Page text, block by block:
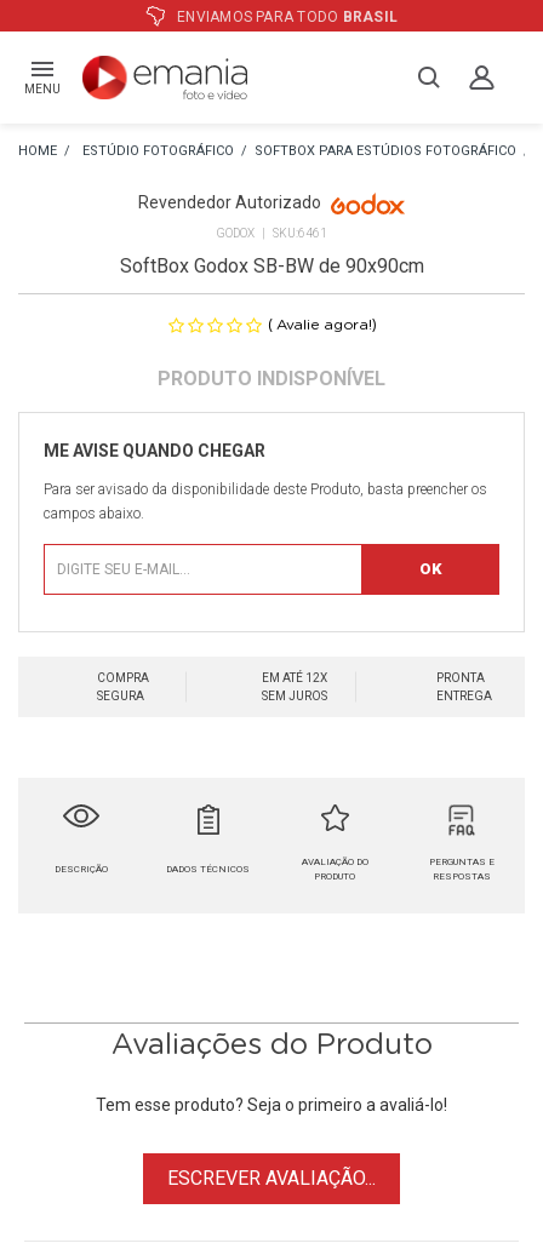
ATÉ 12XE PREÇO ESPECIALNO BOLETO
MENU
ESTÚDIO FOTOGRÁFICO SOFTBOX PARA ESTÚDIOS FOTOGRÁFICO
Revendedor Autorizado
GODOX 6461
SoftBox Godox SB-BW de 90x90cm
( Avalie agora!)
Para ser avisado da disponibilidade deste Produto, basta preencher os
campos abaixo.
COMPRA
SEGURA
EM ATÉ 12X
SEM JUROS
PRONTA
ENTREGA
DESCRIÇÃO DADOS TÉCNICOS
AVALIAÇÃO DO
PRODUTO
PERGUNTAS E
RESPOSTAS
Avaliações do Produto
Tem esse produto? Seja o primeiro a avaliá-lo!
ESCREVER AVALIAÇÃO...